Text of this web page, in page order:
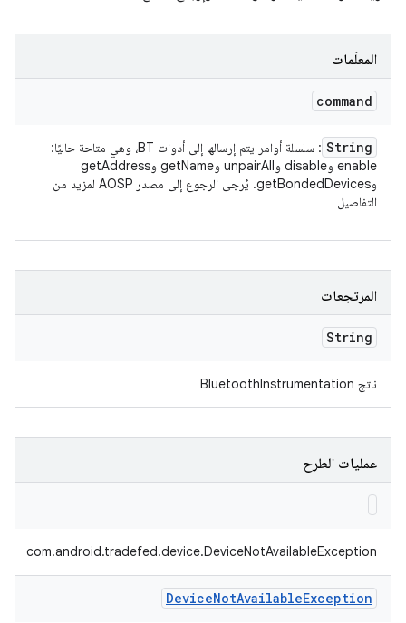
المعلَمات
command
String
: سلسلة أوامر يتم إرسالها إلى أدوات BT، وهي متاحة حاليًا:
enable وdisable وunpairAll وgetName وgetAddress
وgetBondedDevices. يُرجى الرجوع إلى مصدر AOSP لمزيد من
التفاصيل
المرتجعات
String
ناتج BluetoothInstrumentation
عمليات الطرح
com.android.tradefed.device.DeviceNotAvailableException
DeviceNotAvailableException